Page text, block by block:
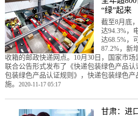
“绿”起来
截至8月底
达94.3%，
达68.5%，
87.2%，新
收箱的邮政快递网点。10月30日，国家市
联合公告形式发布了《快递包装绿色产品
包装绿色产品认证规则》，快递包装绿色产
施。 2020-11-17 05:17
甘肃：进